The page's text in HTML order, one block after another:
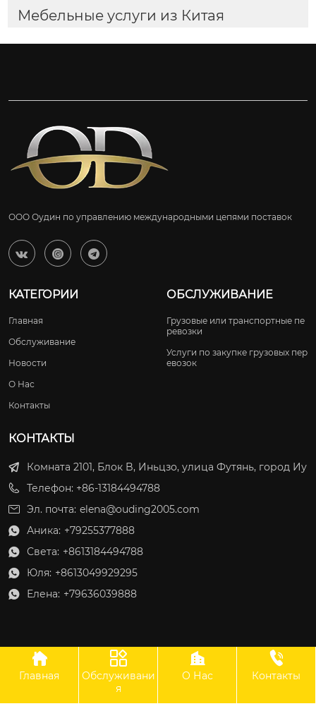
Мебельные услуги из Китая
ООО Оудин по управлению международными цепями поставок
  
КАТЕГОРИИ
Главная
Обслуживание
Новости
О Нас
Контакты
ОБСЛУЖИВАНИЕ
Грузовые или транспортные пе
ревозки
Услуги по закупке грузовых пер
евозок
КОНТАКТЫ
Комната 2101, Блок B, Иньцзо, улица Футянь, город Иу
Телефон: +86-13184494788
Эл. почта: elena@ouding2005.com
 Аника: +79255377888
 Света: +8613184494788
 Юля: +8613049929295
 Елена: +79636039888
ООО Оудин по управлению международными цепями поставок

Главная

Обслуживани
я

О Нас

Контакты